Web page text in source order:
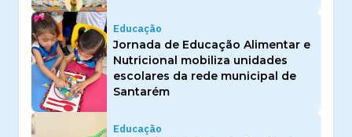
Educação
Jornada de Educação Alimentar e
Nutricional mobiliza unidades
escolares da rede municipal de
Santarém
Educação